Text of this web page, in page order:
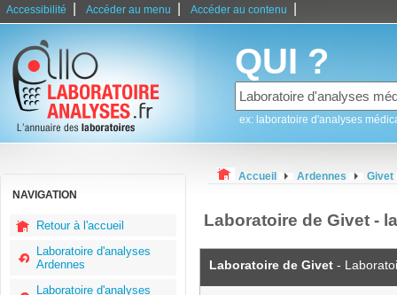
Accessibilité Accéder au menu Accéder au contenu
QUI ?
ex: laboratoire d'analyses
NAVIGATION
Retour à l'accueil
Laboratoire d'analyses
Ardennes
Laboratoire d'analyses
Accueil Ardennes Givet
Laboratoire de Givet -
Laboratoire de Givet -